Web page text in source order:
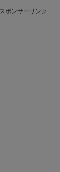
スポンサーリンク